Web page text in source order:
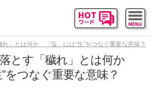
れ」とは何か 「塩」には“生”をつなぐ重要な意味？
とす「穢れ」とは何か
”をつなぐ重要な意味？